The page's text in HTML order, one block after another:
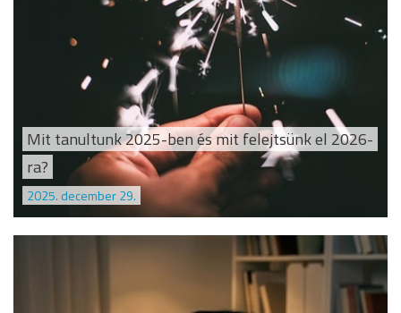
Mit tanultunk 2025-ben és mit felejtsünk el 2026-
ra?
2025. december 29.